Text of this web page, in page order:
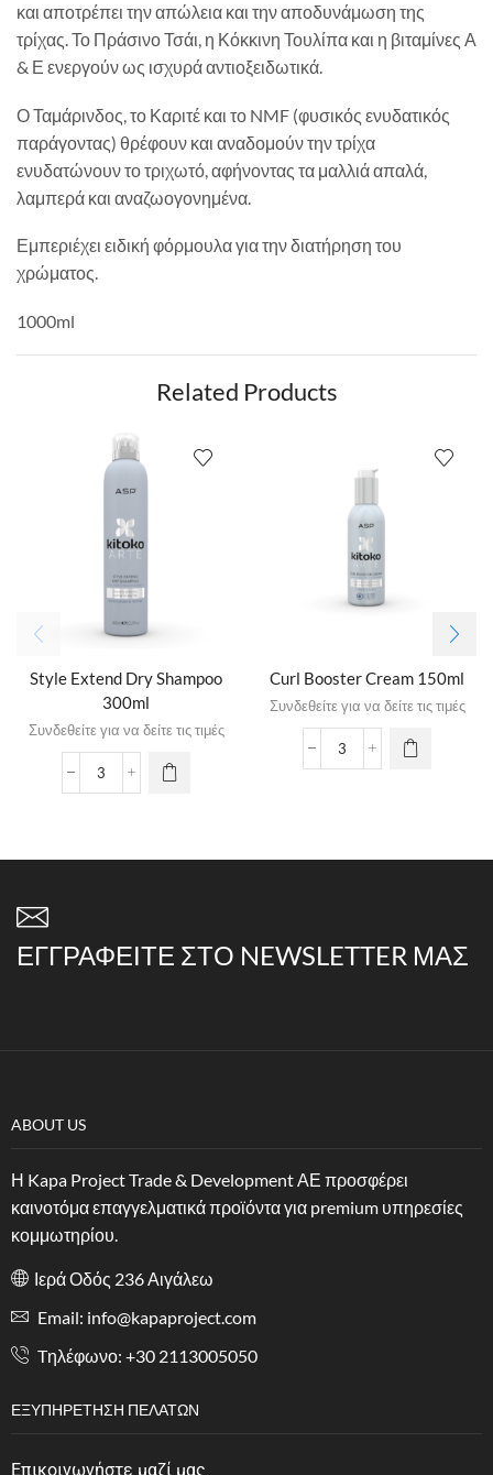
και αποτρέπει την απώλεια και την αποδυνάμωση της
τρίχας. Το Πράσινο Τσάι, η Κόκκινη Τουλίπα και η βιταμίνες Α
& Ε ενεργούν ως ισχυρά αντιοξειδωτικά.
Ο Ταμάρινδος, το Καριτέ και το NMF (φυσικός ενυδατικός
παράγοντας) θρέφουν και αναδομούν την τρίχα
ενυδατώνουν το τριχωτό, αφήνοντας τα μαλλιά απαλά,
λαμπερά και αναζωογονημένα.
Εμπεριέχει ειδική φόρμουλα για την διατήρηση του
χρώματος.
1000ml
Related Products
Style Extend Dry Shampoo
300ml
Συνδεθείτε για να δείτε τις τιμές
Curl Booster Cream 150ml
Συνδεθείτε για να δείτε τις τιμές
ΕΓΓΡΑΦΕΊΤΕ ΣΤΟ NEWSLETTER ΜΑΣ
ABOUT US
Η Kapa Project Trade & Development ΑΕ προσφέρει
καινοτόμα επαγγελματικά προϊόντα για premium υπηρεσίες
κομμωτηρίου.
Ιερά Οδός 236 Αιγάλεω
Email: info@kapaproject.com
Tηλέφωνο: +30 2113005050
ΕΞΥΠΗΡΈΤΗΣΗ ΠΕΛΑΤΏΝ
Επικοινωνήστε μαζί μας